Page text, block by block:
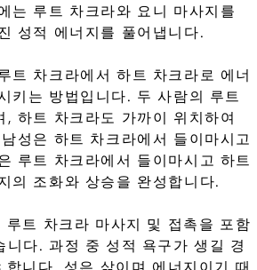
는 루트 차크라와 요니 마사지를
성적 에너지를 풀어냅니다.
트 차크라에서 하트 차크라로 에너
키는 방법입니다. 두 사람의 루트
하트 차크라도 가까이 위치하여
성은 하트 차크라에서 들이마시고
루트 차크라에서 들이마시고 하트
의 조화와 상승을 완성합니다.
트 차크라 마사지 및 접촉을 포함
다. 과정 중 성적 욕구가 생길 경
니다. 성은 삶이며 에너지이기 때